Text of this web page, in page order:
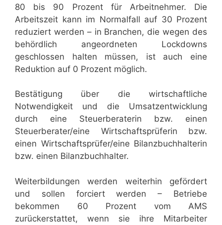
80 bis 90 Prozent für Arbeitnehmer. Die
Arbeitszeit kann im Normalfall auf 30 Prozent
reduziert werden – in Branchen, die wegen des
behördlich angeordneten Lockdowns
geschlossen halten müssen, ist auch eine
Reduktion auf 0 Prozent möglich.
Bestätigung über die wirtschaftliche
Notwendigkeit und die Umsatzentwicklung
durch eine Steuerberaterin bzw. einen
Steuerberater/eine Wirtschaftsprüferin bzw.
einen Wirtschaftsprüfer/eine Bilanzbuchhalterin
bzw. einen Bilanzbuchhalter.
Weiterbildungen werden weiterhin gefördert
und sollen forciert werden – Betriebe
bekommen 60 Prozent vom AMS
zurückerstattet, wenn sie ihre Mitarbeiter